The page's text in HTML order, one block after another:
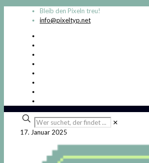
Bleib den Pixeln treu!
info@pixeltyp.net
Wer
suchet,
der
✕
17. Januar 2025